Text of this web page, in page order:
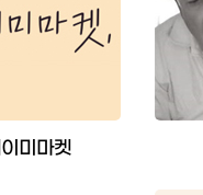
미마켓